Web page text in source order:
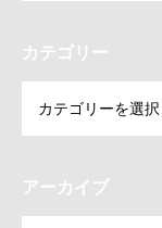
カテゴリー
アーカイブ